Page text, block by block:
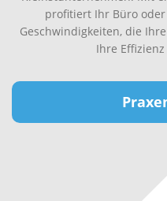
profitiert Ihr Büro
Geschwindigkeiten, die
Ihre